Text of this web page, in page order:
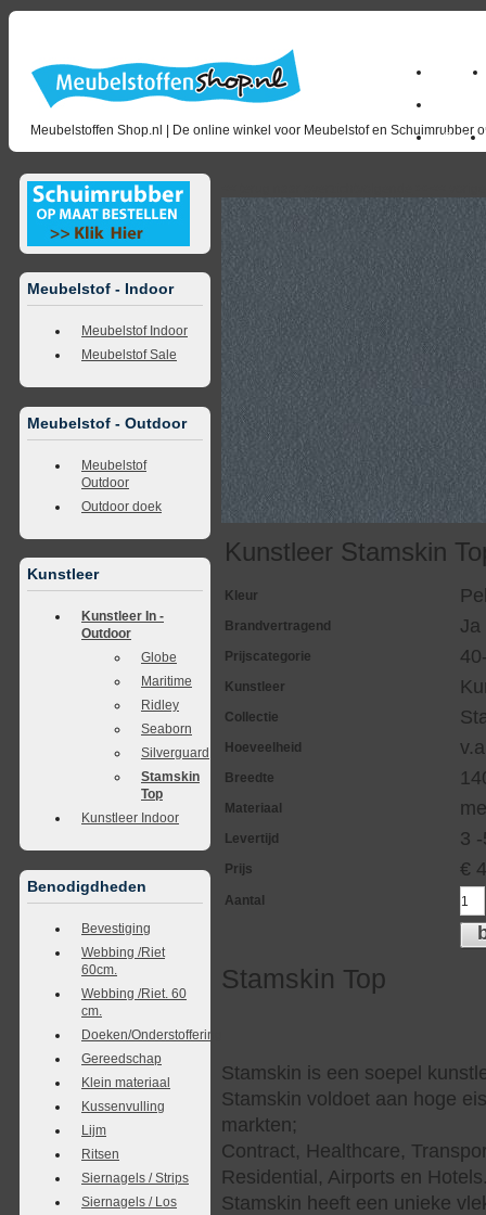
Meubelstoffen Shop.nl | De online winkel voor Meubelstof en Schuimrubber
Home
Outlet
Meubelstof - Indoor
Meubelstof Indoor
Meubelstof Sale
Meubelstof - Outdoor
Meubelstof
Outdoor
Outdoor doek
Kunstleer
Kunstleer In -
Outdoor
Globe
Maritime
Ridley
Seaborn
Silverguard
Stamskin
Top
Kunstleer Indoor
Benodigdheden
Bevestiging
Webbing /Riet
60cm.
Webbing /Riet. 60
cm.
Doeken/Onderstoffering
Gereedschap
Klein materiaal
Kussenvulling
Lijm
Ritsen
Siernagels / Strips
Siernagels / Los
Kunstleer Stamskin
Kleur
Brandvertragend Ja
Prijscategorie
Kunstleer
Collectie
Hoeveelheid
Breedte
Materiaal
Levertijd 3
Prijs €
Aantal
Stamskin Top
Stamskin is een soepel
Stamskin voldoet aan hoge
markten;
Contract, Healthcare,
Residential, Airports en
Stamskin heeft een unieke